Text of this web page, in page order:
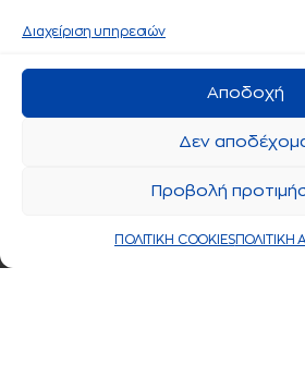
Διαχείριση υπηρεσιών
Αποδοχή
Δεν
Προβολή
ΠΟΛΙΤΙΚΗ COOKIESΠΟΛΙΤΙΚΗ